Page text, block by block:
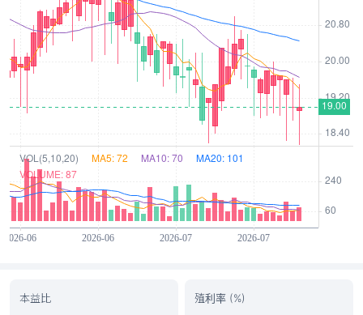
本益比 殖利率 (%)